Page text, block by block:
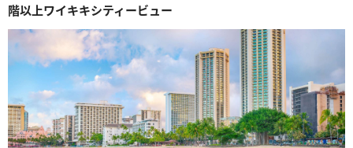
階以上ワイキキシティービュー